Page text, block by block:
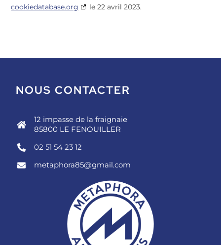
cookiedatabase.org
le 22 avril 2023.
NOUS CONTACTER
12 impasse de la fraignaie
85800 LE FENOUILLER
02 51 54 23 12
metaphora85@gmail.com